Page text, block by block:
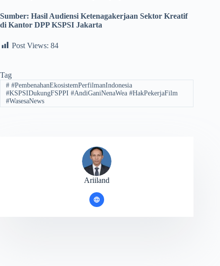
Sumber: Hasil Audiensi Ketenagakerjaan Sektor Kreatif
di Kantor DPP KSPSI Jakarta
Post Views: 84
Tag
##PembenahanEkosistemPerfilmanIndonesia
#KSPSIDukungFSPPI #AndiGaniNenaWea #HakPekerjaFilm
#WasesaNews
Ariiland